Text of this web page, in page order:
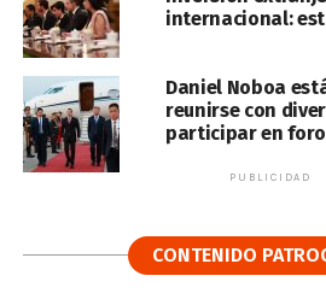
internacional:
Daniel Noboa
reunirse con
participar en
PUBLICIDAD
CONTENIDO